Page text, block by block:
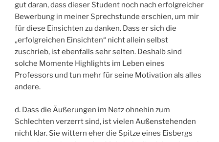
gut daran, dass dieser Student noch nach erfolgreicher
Bewerbung in meiner Sprechstunde erschien, um mir
für diese Einsichten zu danken. Dass er sich die
„erfolgreichen Einsichten“ nicht allein selbst
zuschrieb, ist ebenfalls sehr selten. Deshalb sind
solche Momente Highlights im Leben eines
Professors und tun mehr für seine Motivation als alles
andere.
d. Dass die Äußerungen im Netz ohnehin zum
Schlechten verzerrt sind, ist vielen Außenstehenden
nicht klar. Sie wittern eher die Spitze eines Eisbergs